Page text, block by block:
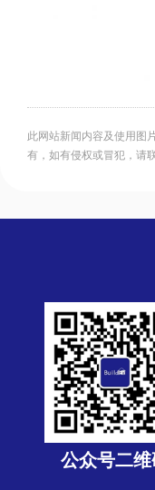
此网站新闻内容及使用图
有，如有侵权或冒犯，请
公众号二